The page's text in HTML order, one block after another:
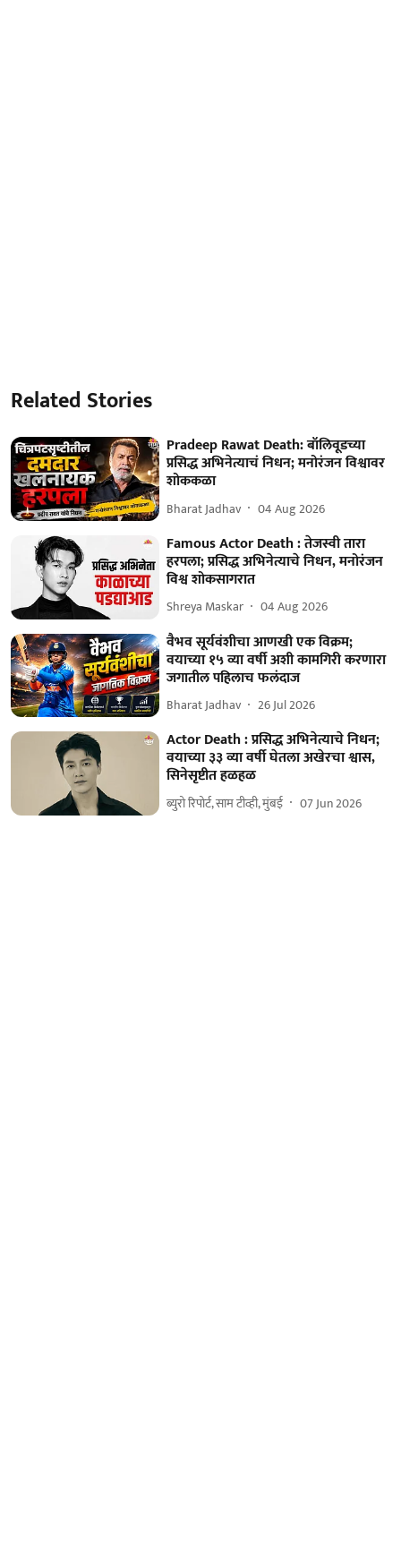
Related Stories
Pradeep Rawat Death: बॉलिवूडच्या
प्रसिद्ध अभिनेत्याचं निधन; मनोरंजन विश्वावर
शोककळा
Bharat Jadhav 04 Aug 2026
Famous Actor Death : तेजस्वी तारा
हरपला; प्रसिद्ध अभिनेत्याचे निधन, मनोरंजन
विश्व शोकसागरात
Shreya Maskar 04 Aug 2026
वैभव सूर्यवंशीचा आणखी एक विक्रम;
वयाच्या १५ व्या वर्षी अशी कामगिरी करणारा
जगातील पहिलाच फलंदाज
Bharat Jadhav 26 Jul 2026
Actor Death : प्रसिद्ध अभिनेत्याचे निधन;
वयाच्या ३३ व्या वर्षी घेतला अखेरचा श्वास,
सिनेसृष्टीत हळहळ
ब्युरो रिपोर्ट, साम टीव्ही, मुंबई 07 Jun 2026